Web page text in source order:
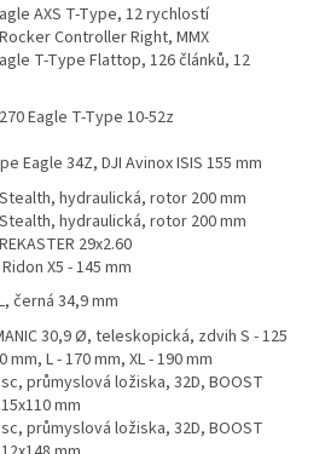
AXS T-Type, 12 rychlostí
Rocker Controller Right, MMX
T-Type Flattop, 126 článků, 12
Eagle T-Type 10-52z
Eagle 34Z, DJI Avinox ISIS 155 mm
Stealth, hydraulická, rotor 200 mm
Stealth, hydraulická, rotor 200 mm
29x2.60
X5 - 145 mm
černá 34,9 mm
30,9 Ø, teleskopická, zdvih S - 125
mm, L - 170 mm, XL - 190 mm
průmyslová ložiska, 32D, BOOST
mm
průmyslová ložiska, 32D, BOOST